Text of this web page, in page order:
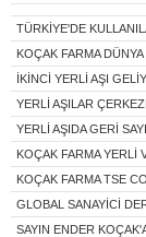
TÜRKİYE'DE
KOÇAK FARMA
İKİNCİ YERLİ AŞI
YERLİ AŞILAR
YERLİ AŞIDA GERİ
KOÇAK FARMA YERLİ
KOÇAK FARMA TSE
GLOBAL SANAYİCİ
SAYIN ENDER